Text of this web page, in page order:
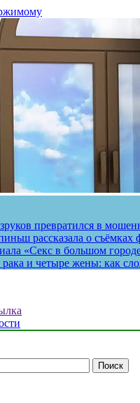
превратился в
рассказала о съёмках
«Секс в большом
рака и четыре жены: как